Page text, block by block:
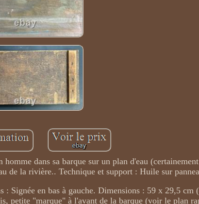
dans sa barque sur un plan d'eau
de la rivière.. Technique et support : Huile sur
Signée en bas à gauche. Dimensions : 59 x 29,5 cm
petite "marque" à l'avant de la barque (voir le plan